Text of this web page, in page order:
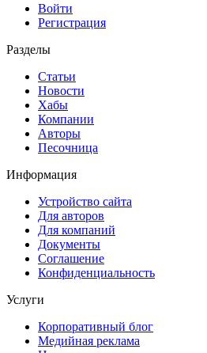
Войти
Регистрация
Разделы
Статьи
Новости
Хабы
Компании
Авторы
Песочница
Информация
Устройство сайта
Для авторов
Для компаний
Документы
Соглашение
Конфиденциальность
Услуги
Корпоративный блог
Медийная реклама